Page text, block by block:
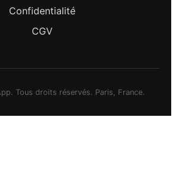
Confidentialité
CGV
Tous droits réservés. Paris, France.